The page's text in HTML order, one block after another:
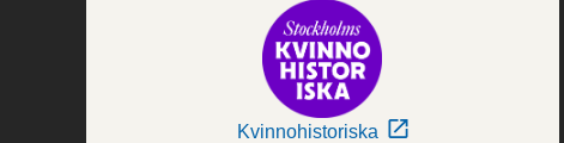
Kvinnohistoriska